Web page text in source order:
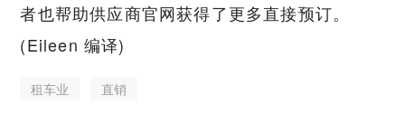
者也帮助供应商官网获得了更多直接预订。
(Eileen 编译)
租车业 直销